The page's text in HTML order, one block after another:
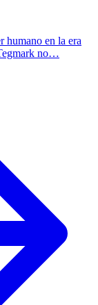
humano en la era
no…